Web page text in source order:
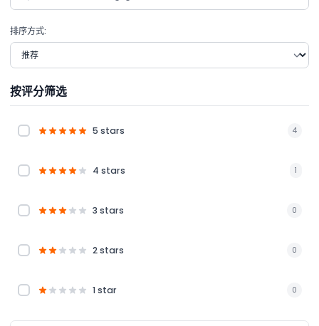
排序方式:
按评分筛选
5 stars 4
4 stars 1
3 stars 0
2 stars 0
1 star 0